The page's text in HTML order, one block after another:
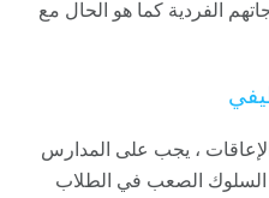
الفردية كما هو الحال مع
، يجب على المدارس
السلوك الصعب في الطلاب